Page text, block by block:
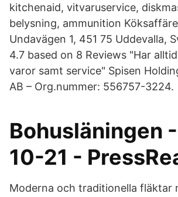
kitchenaid, vitvaruservice,
belysning, ammunition
Undavägen 1, 451 75 Uddevalla,
4.7 based on 8 Reviews "Har
varor samt service" Spisen
AB – Org.nummer: 556757-3224.
Bohusläningen
10-21 -
Moderna och traditionella fläktar